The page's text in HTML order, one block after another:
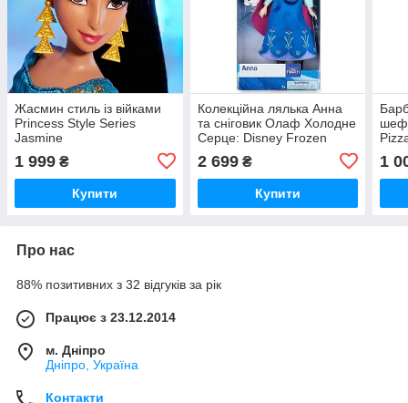
Жасмин стиль із війками
Princess Style Series
Jasmine
1 999 ₴
Купити
Колекційна лялька Анна
та сніговик Олаф Холодне
Серце: Disney Frozen
Anna Classic Doll Disney
2 699₴
Купити
шеф
1
Про нас
88% позитивних з 32 відгуків за рік
Працює з 23.12.2014
м. Дніпро
Дніпро, Україна
Контакти